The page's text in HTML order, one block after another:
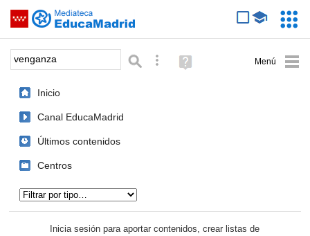
Saltar navegación
Palabra o frase: Búsqueda avanzada
Ayuda
(en
Inicio
Canal EducaMadrid
Últimos contenidos
Centros
Inicia sesión para aportar contenidos, crear listas de